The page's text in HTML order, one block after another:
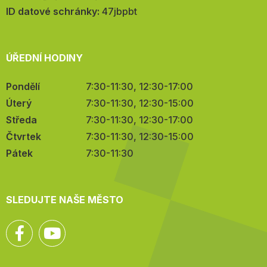
mail:
ID datové schránky: 47jbpbt
ÚŘEDNÍ HODINY
Pondělí
7:30-11:30, 12:30-17:00
Úterý
7:30-11:30, 12:30-15:00
Středa
7:30-11:30, 12:30-17:00
Čtvrtek
7:30-11:30, 12:30-15:00
Pátek
7:30-11:30
SLEDUJTE NAŠE MĚSTO
Facebook